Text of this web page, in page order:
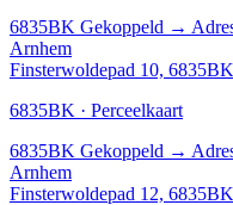
6835BK Gekoppeld →
Arnhem
Finsterwoldepad 10,
6835BK · Perceelkaart
6835BK Gekoppeld →
Arnhem
Finsterwoldepad 12,